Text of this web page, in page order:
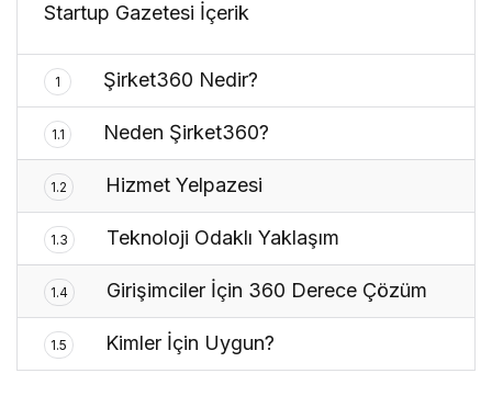
Startup Gazetesi İçerik
1 Şirket360 Nedir?
1.1 Neden Şirket360?
1.2 Hizmet Yelpazesi
1.3 Teknoloji Odaklı Yaklaşım
1.4 Girişimciler İçin 360 Derece Çözüm
1.5 Kimler İçin Uygun?